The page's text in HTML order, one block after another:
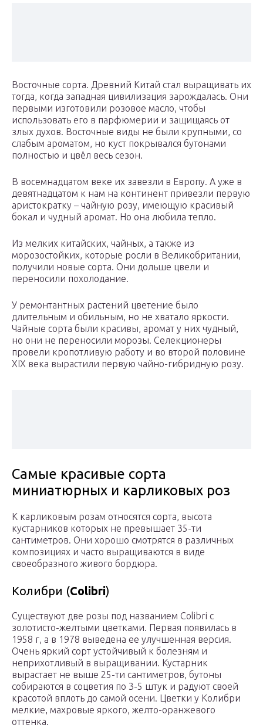
Восточные сорта. Древний Китай стал выращивать их
тогда, когда западная цивилизация зарождалась. Они
первыми изготовили розовое масло, чтобы
использовать его в парфюмерии и защищаясь от
злых духов. Восточные виды не были крупными, со
слабым ароматом, но куст покрывался бутонами
полностью и цвёл весь сезон.
В восемнадцатом веке их завезли в Европу. А уже в
девятнадцатом к нам на континент привезли первую
аристократку – чайную розу, имеющую красивый
бокал и чудный аромат. Но она любила тепло.
Из мелких китайских, чайных, а также из
морозостойких, которые росли в Великобритании,
получили новые сорта. Они дольше цвели и
переносили похолодание.
У ремонтантных растений цветение было
длительным и обильным, но не хватало яркости.
Чайные сорта были красивы, аромат у них чудный,
но они не переносили морозы. Селекционеры
провели кропотливую работу и во второй половине
XIX века вырастили первую чайно-гибридную розу.
Самые красивые сорта
миниатюрных и карликовых роз
К карликовым розам относятся сорта, высота
кустарников которых не превышает 35-ти
сантиметров. Они хорошо смотрятся в различных
композициях и часто выращиваются в виде
своеобразного живого бордюра.
Колибри (Colibri)
Существуют две розы под названием Colibri с
золотисто-желтыми цветками. Первая появилась в
1958 г, а в 1978 выведена ее улучшенная версия.
Очень яркий сорт устойчивый к болезням и
неприхотливый в выращивании. Кустарник
вырастает не выше 25-ти сантиметров, бутоны
собираются в соцветия по 3-5 штук и радуют своей
красотой вплоть до самой осени. Цветки у Колибри
мелкие, махровые яркого, желто-оранжевого
оттенка.